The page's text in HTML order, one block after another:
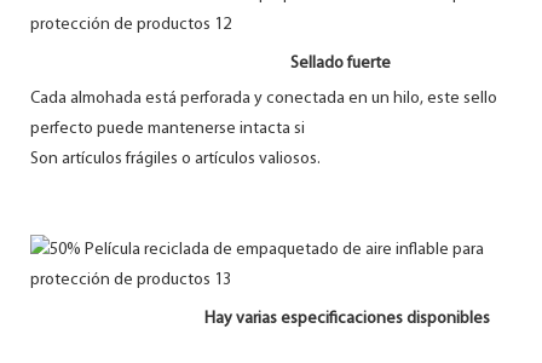
Sellado fuerte
Cada almohada está perforada y conectada en un hilo, este sello
perfecto puede mantenerse intacta si
Son artículos frágiles o artículos valiosos.
Hay varias especificaciones disponibles